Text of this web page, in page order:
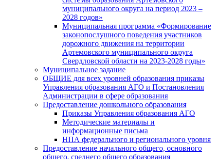
муниципального округа на период 2023 –
2028 годов»
Муниципальная программа «Формирование
законопослушного поведения участников
дорожного движения на территории
Артемовского муниципального округа
Свердловской области на 2023-2028 годы»
Муниципальное задание
ОБЩИЕ для всех уровней образования приказы
Управления образования АГО и Постановления
Администрации в сфере образования
Предоставление дошкольного образования
Приказы Управления образования АГО
Методические материалы и
информационные письма
НПА федерального и регионального уровня
Предоставление начального общего, основного
общего, среднего общего образования